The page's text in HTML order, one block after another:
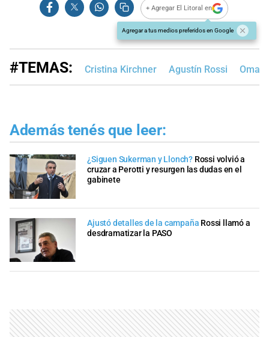
+ Agregar El Litoral en
Agregar a tus medios preferidos en Google
#TEMAS: Cristina Kirchner Agustín Rossi Omar
Además tenés que leer:
¿Siguen Sukerman y Llonch? Rossi volvió a
cruzar a Perotti y resurgen las dudas en el
gabinete
Ajustó detalles de la campaña Rossi llamó a
desdramatizar la PASO